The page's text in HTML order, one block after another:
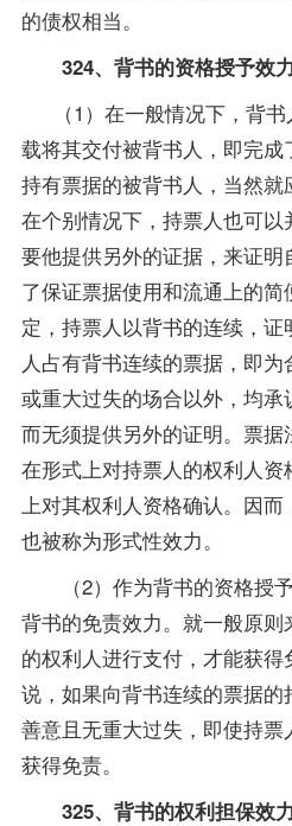
的债权相当。
324、背书的资格授予效力
（1）在一般情况下，背书
载将其交付被背书人，即完
持有票据的被背书人，当然
在个别情况下，持票人也可
要他提供另外的证据，来证
了保证票据使用和流通上的简
定，持票人以背书的连续，
人占有背书连续的票据，即
或重大过失的场合以外，均承
而无须提供另外的证明。票
在形式上对持票人的权利人
上对其权利人资格确认。因
也被称为形式性效力。
（2）作为背书的资格授
背书的免责效力。就一般原
的权利人进行支付，才能获
说，如果向背书连续的票据
善意且无重大过失，即使持
获得免责。
325、背书的权利担保效力